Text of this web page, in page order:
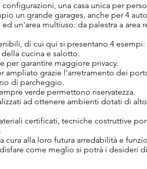
una casa unica per
un grande garages, anche per 4
un'area multiuso: da palestra a area
di cui qui si presentano 4
cucina e salotto.
per garantire maggiore privacy.
ampliato grazie l'arretramento dei
di parcheggio.
verde permettono riservatezza.
ad ottenere ambienti dotati di
certificati, tecniche costruttive
alla loro futura arredabilità e
come meglio si potrà i desideri